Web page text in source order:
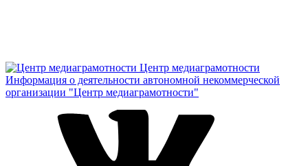
Центр медиаграмотности
Информация о деятельности автономной некоммерческой
организации "Центр медиаграмотности"